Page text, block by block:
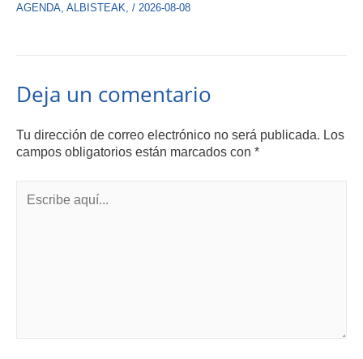
AGENDA ALBISTEAK / 2026-08-08
Deja un comentario
Tu dirección de correo electrónico no será publicada. Los
campos obligatorios están marcados con *